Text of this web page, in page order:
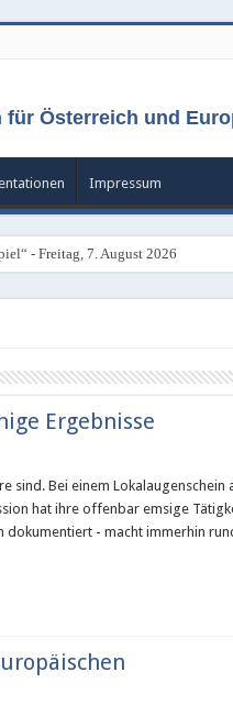
für Österreich und
Impressum
- Freitag, 7. August 2026
Ergebnisse
sind. Bei einem Lokalaugenschein
hat ihre offenbar emsige
dokumentiert - macht immerhin